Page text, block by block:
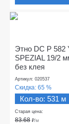
Этно DC P
SPEZIAL 19/2
без клея
Артикул: 020537
Скидка: 65 %
Кол-во: 531 м
Старая цена:
83.68 ₽/м